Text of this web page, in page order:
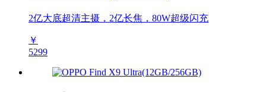
2亿大底超清主摄，2亿长焦，80W超级闪充
￥
5299